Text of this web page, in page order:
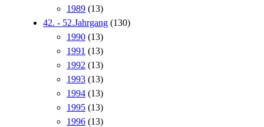
1989 (13)
42. - 52.Jahrgang (130)
1990 (13)
1991 (13)
1992 (13)
1993 (13)
1994 (13)
1995 (13)
1996 (13)